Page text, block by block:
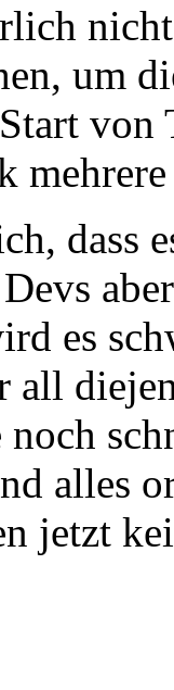
um
dass
es
alles
jetzt